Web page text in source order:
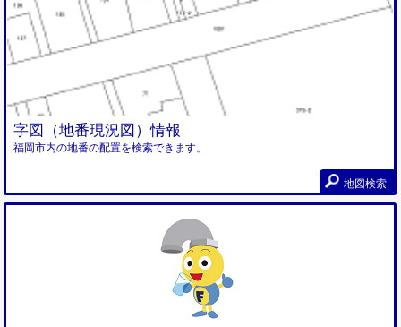
字図（地番現況図）情報
福岡市内の地番の配置を検索できます。
地図検索